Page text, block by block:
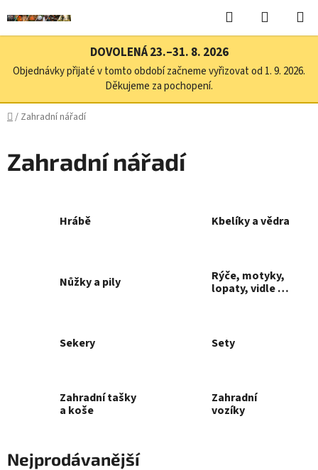
na
obsah
Hledat
KOŠÍK
DOVOLENÁ 23.–31. 8. 2026
Objednávky přijaté v tomto období začneme vyřizovat od 1. 9. 2026.
Děkujeme za pochopení.
Domů
/ Zahradní nářadí
Zahradní nářadí
Hrábě Kbelíky a vědra
Nůžky a pily
Rýče, motyky,
lopaty, vidle a
Sekery Sety
Zahradní tašky
a koše
Zahradní
vozíky
Nejprodávanější